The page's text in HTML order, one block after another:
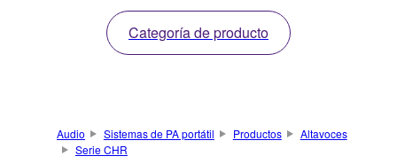
Categoría de producto
Audio Sistemas de PA portátil Productos
Altavoces
Serie CHR